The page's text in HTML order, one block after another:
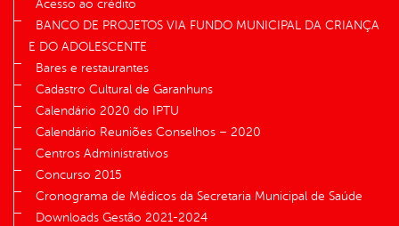
Acesso ao crédito
BANCO DE PROJETOS VIA FUNDO MUNICIPAL DA CRIANÇA
E DO ADOLESCENTE
Bares e restaurantes
Cadastro Cultural de Garanhuns
Calendário 2020 do IPTU
Calendário Reuniões Conselhos – 2020
Centros Administrativos
Concurso 2015
Cronograma de Médicos da Secretaria Municipal de Saúde
Downloads Gestão 2021-2024